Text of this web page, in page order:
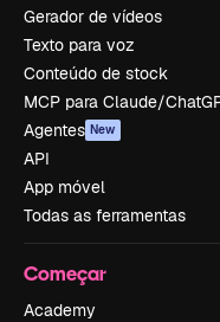
Gerador de vídeos
Texto para voz
Conteúdo de stock
MCP para Claude/
Agentes New
API
App móvel
Todas as ferramentas
Começar
Academy